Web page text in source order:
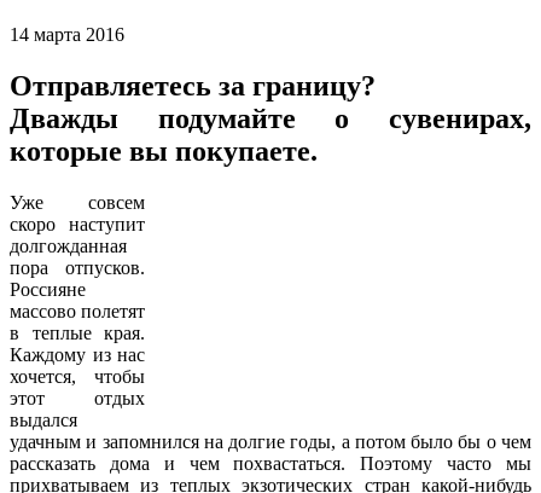
14 марта 2016
Отправляетесь за границу?
Дважды подумайте о сувенирах,
которые вы покупаете.
Уже совсем
скоро наступит
долгожданная
пора отпусков.
Россияне
массово полетят
в теплые края.
Каждому из нас
хочется, чтобы
этот отдых
выдался
удачным и запомнился на долгие годы, а потом было бы о чем
рассказать дома и чем похвастаться. Поэтому часто мы
прихватываем из теплых экзотических стран какой-нибудь